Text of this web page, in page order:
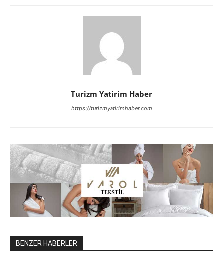
Turizm Yatirim Haber
https://turizmyatirimhaber.com
BENZER HABERLER